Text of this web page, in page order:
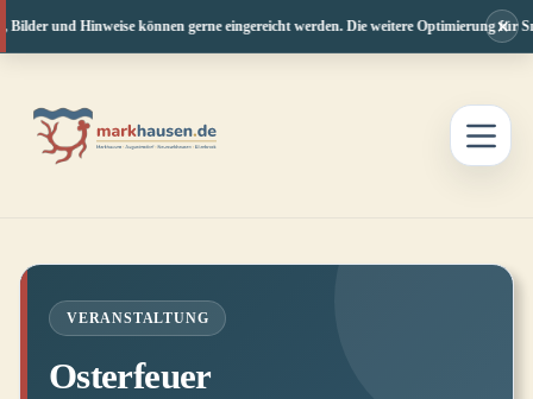
und Hinweise können gerne eingereicht werden. Die weitere Optimierung für
×
springen
VERANSTALTUNG
Osterfeuer